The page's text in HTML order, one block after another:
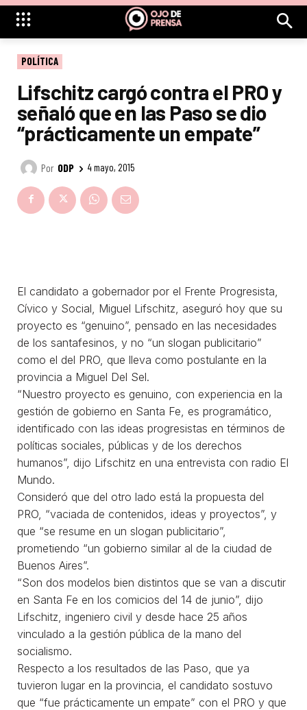
POLÍTICA
Lifschitz cargó contra el PRO y
señaló que en las Paso se dio
“prácticamente un empate”
Por ODP 4 mayo, 2015
El candidato a gobernador por el Frente Progresista,
Cívico y Social, Miguel Lifschitz, aseguró hoy que su
proyecto es “genuino”, pensado en las necesidades
de los santafesinos, y no “un slogan publicitario”
como el del PRO, que lleva como postulante en la
provincia a Miguel Del Sel.
“Nuestro proyecto es genuino, con experiencia en la
gestión de gobierno en Santa Fe, es programático,
identificado con las ideas progresistas en términos de
políticas sociales, públicas y de los derechos
humanos”, dijo Lifschitz en una entrevista con radio El
Mundo.
Consideró que del otro lado está la propuesta del
PRO, “vaciada de contenidos, ideas y proyectos”, y
que “se resume en un slogan publicitario”,
prometiendo “un gobierno similar al de la ciudad de
Buenos Aires”.
“Son dos modelos bien distintos que se van a discutir
en Santa Fe en los comicios del 14 de junio”, dijo
Lifschitz, ingeniero civil y desde hace 25 años
vinculado a la gestión pública de la mano del
socialismo.
Respecto a los resultados de las Paso, que ya
tuvieron lugar en la provincia, el candidato sostuvo
que “fue prácticamente un empate” con el PRO y que